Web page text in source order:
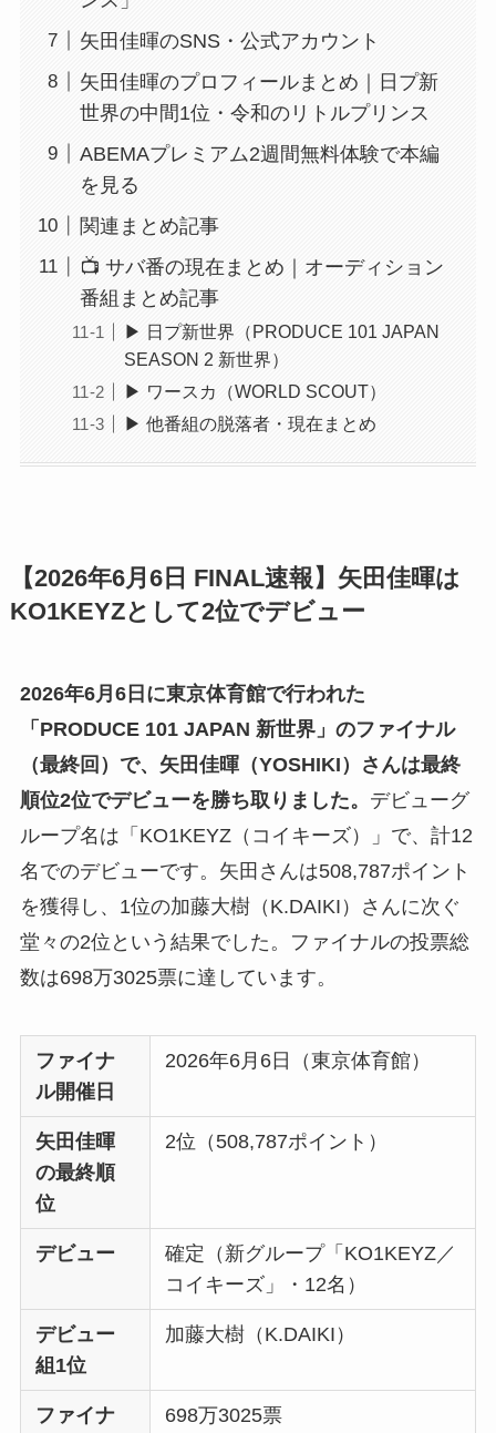
矢田佳暉のSNS・公式アカウント
矢田佳暉のプロフィールまとめ｜日プ新
世界の中間1位・令和のリトルプリンス
ABEMAプレミアム2週間無料体験で本編
を見る
関連まとめ記事
📺 サバ番の現在まとめ｜オーディション
番組まとめ記事
▶ 日プ新世界（PRODUCE 101 JAPAN
SEASON 2 新世界）
▶ ワースカ（WORLD SCOUT）
▶ 他番組の脱落者・現在まとめ
【2026年6月6日 FINAL速報】矢田佳暉は
KO1KEYZとして2位でデビュー
2026年6月6日に東京体育館で行われた
「PRODUCE 101 JAPAN 新世界」のファイナル
（最終回）で、矢田佳暉（YOSHIKI）さんは最終
順位2位でデビューを勝ち取りました。 デビューグ
ループ名は「KO1KEYZ（コイキーズ）」で、計12
名でのデビューです。矢田さんは508,787ポイント
を獲得し、1位の加藤大樹（K.DAIKI）さんに次ぐ
堂々の2位という結果でした。ファイナルの投票総
数は698万3025票に達しています。
ファイナ
ル開催日
2026年6月6日（東京体育館）
矢田佳暉
の最終順
位
2位（508,787ポイント）
デビュー
確定（新グループ「KO1KEYZ／
コイキーズ」・12名）
デビュー
組1位
加藤大樹（K.DAIKI）
ファイナ 698万3025票